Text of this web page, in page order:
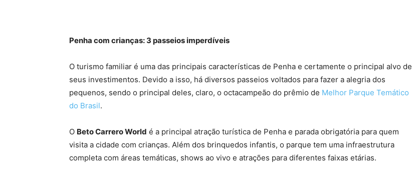
Penha com crianças: 3 passeios imperdíveis
O turismo familiar é uma das principais características de Penha e certamente o principal alvo de
seus investimentos. Devido a isso, há diversos passeios voltados para fazer a alegria dos
pequenos, sendo o principal deles, claro, o octacampeão do prêmio de Melhor Parque Temático
do Brasil.
O Beto Carrero World é a principal atração turística de Penha e parada obrigatória para quem
visita a cidade com crianças. Além dos brinquedos infantis, o parque tem uma infraestrutura
completa com áreas temáticas, shows ao vivo e atrações para diferentes faixas etárias.